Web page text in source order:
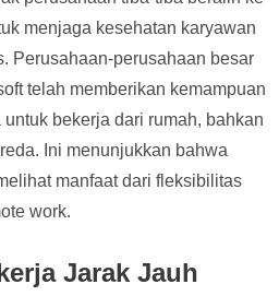
menjaga kesehatan karyawan
Perusahaan-perusahaan besar
telah memberikan kemampuan
bekerja dari rumah, bahkan
Ini menunjukkan bahwa
manfaat dari fleksibilitas
work.
Jarak Jauh